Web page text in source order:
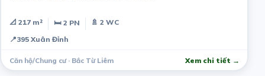
📐 217 m² 🛏 2 PN
🚿 2 WC
📍395 Xuân Đỉnh
Căn hộ/Chung cư · Bắc Từ Liêm Xem chi tiết →